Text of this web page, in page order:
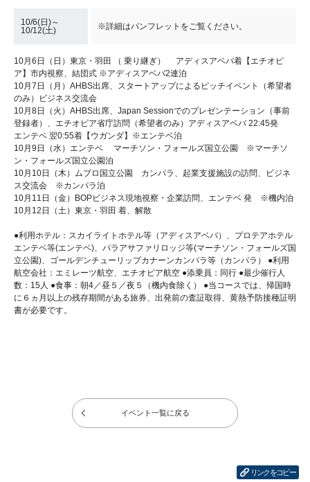
10/6(日)～
10/12(土)
※詳細はパンフレットをご覧ください。
10月6日（日）東京・羽田 （ 乗り継ぎ） アディスアベバ着【エチオピ
ア】市内視察、結団式 ※アディスアベバ2連泊
10月7日（月）AHBS出席、スタートアップによるピッチイベント（希望者
のみ）ビジネス交流会
10月8日（火）AHBS出席、Japan Sessionでのプレゼンテーション（事前
登録者）、エチオピア省庁訪問（希望者のみ）アディスアベバ 22:45発
エンテベ 翌0:55着【ウガンダ】※エンテベ泊
10月9日（水）エンテベ マーチソン・フォールズ国立公園 ※マーチソ
ン・フォールズ国立公園泊
10月10日（木）ムブロ国立公園 カンパラ、起業支援施設の訪問、ビジネ
ス交流会 ※カンパラ泊
10月11日（金）BOPビジネス現地視察・企業訪問、エンテベ 発 ※機内泊
10月12日（土）東京・羽田 着、解散
●利用ホテル：スカイライトホテル等（アディスアベバ）、プロテアホテル
エンテベ等(エンテベ)、パラアサファリロッジ等(マーチソン・フォールズ国
立公園)、ゴールデンチューリップカナーンカンパラ等（カンパラ） ●利用
航空会社：エミレーツ航空、エチオピア航空 ●添乗員：同行 ●最少催行人
数：15人 ●食事：朝4／昼５／夜５（機内食除く） ●当コースでは、帰国時
に６ヵ月以上の残存期間がある旅券、出発前の査証取得、黄熱予防接種証明
書が必要です。
イベント一覧に戻る
リンクをコピー